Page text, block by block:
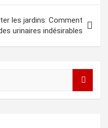
les jardins: Comment
urinaires indésirables